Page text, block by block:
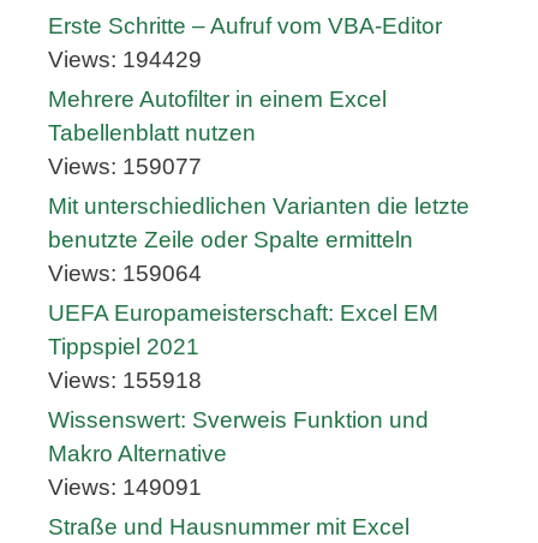
Erste Schritte – Aufruf vom VBA-Editor
Views: 194429
Mehrere Autofilter in einem Excel
Tabellenblatt nutzen
Views: 159077
Mit unterschiedlichen Varianten die letzte
benutzte Zeile oder Spalte ermitteln
Views: 159064
UEFA Europameisterschaft: Excel EM
Tippspiel 2021
Views: 155918
Wissenswert: Sverweis Funktion und
Makro Alternative
Views: 149091
Straße und Hausnummer mit Excel